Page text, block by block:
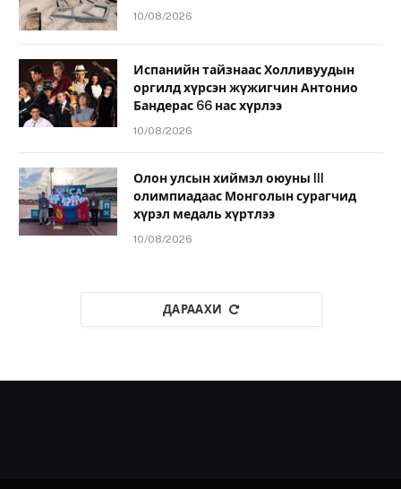
10/08/2026
Испанийн тайзнаас Холливуудын
оргилд хүрсэн жүжигчин Антонио
Бандерас 66 нас хүрлээ
10/08/2026
Олон улсын хиймэл оюуны III
олимпиадаас Монголын сурагчид
хүрэл медаль хүртлээ
10/08/2026
ДАРААХИ